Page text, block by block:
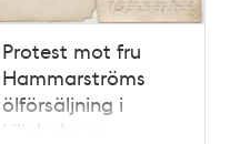
Protest mot fru
Hammarströms
ölförsäljning i
Liljeholmen